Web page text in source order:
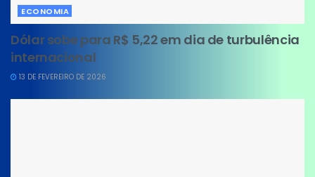
ECONOMIA
Dólar sobe para R$ 5,22 em dia de turbulência
internacional
13 DE FEVEREIRO DE 2026